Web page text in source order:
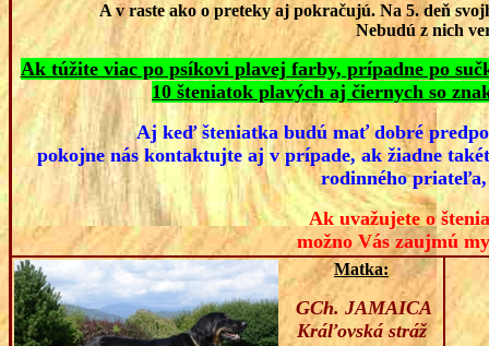
A v raste ako o preteky aj pokračujú. Na 5. deň
Nebudú z nich
Ak túžite viac po psíkovi plavej farby, prípadne po
10 šteniatok plavých aj čiernych so
Aj keď šteniatka budú mať dobré
pokojne nás kontaktujte aj v prípade, ak žiadne
rodinného
Ak uvažujete o
možno Vás zaujmú
Matka:
GCh. JAMAICA
Kráľovská stráž